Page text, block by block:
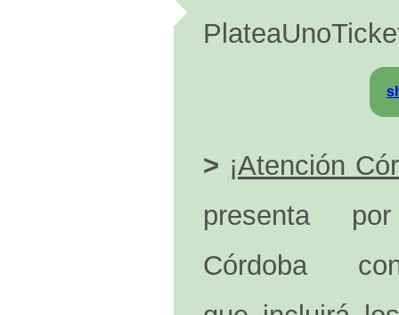
> ¡Atención
presenta
Córdoba